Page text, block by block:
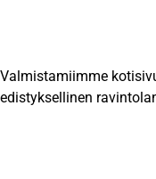
Valmistamiimme
edistyksellinen